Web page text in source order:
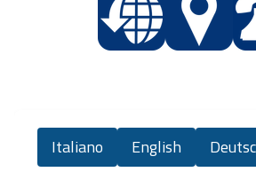
Italiano English